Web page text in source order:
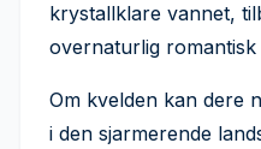
krystallklare vannet,
overnaturlig romantisk
Om kvelden kan dere
i den sjarmerende